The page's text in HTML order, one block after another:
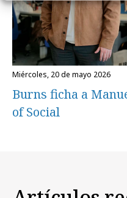
miércoles, 20 de mayo 2026
Burns ficha a
of Social